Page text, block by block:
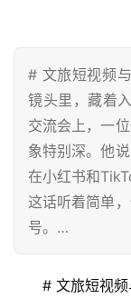
# 文旅短视频
镜头里，藏着
交流会上，一
象特别深。他
在小红书和
这话听着简单
号。…
# 文旅短视